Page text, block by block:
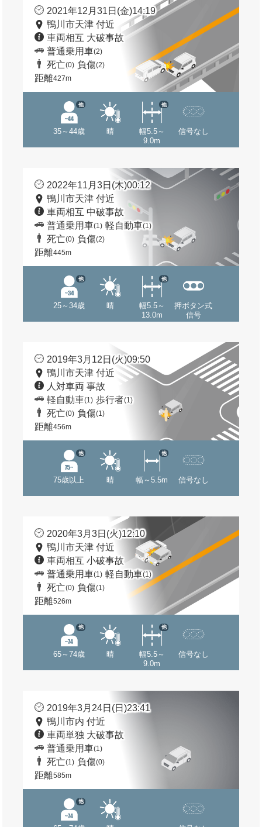
2021年12月31日(金)14:19
鴨川市天津 付近
車両相互 大破事故
普通乗用車(2)
死亡(0) 負傷(2)
距離427m
35～44歳
他
晴
幅5.5～
9.0m
他
信号なし
2022年11月3日(木)00:12
鴨川市天津 付近
車両相互 中破事故
普通乗用車(1) 軽自動車(1)
死亡(0) 負傷(2)
距離445m
25～34歳
他
晴
幅5.5～
13.0m
他
押ボタン式
信号
2019年3月12日(火)09:50
鴨川市天津 付近
人対車両 事故
軽自動車(1) 歩行者(1)
死亡(0) 負傷(1)
距離456m
75歳以上
他
晴 幅～5.5m
他
信号なし
2020年3月3日(火)12:10
鴨川市天津 付近
車両相互 小破事故
普通乗用車(1) 軽自動車(1)
死亡(0) 負傷(1)
距離526m
65～74歳
他
晴
幅5.5～
9.0m
他
信号なし
2019年3月24日(日)23:41
鴨川市内 付近
車両単独 大破事故
普通乗用車(1)
死亡(1) 負傷(0)
距離585m
他